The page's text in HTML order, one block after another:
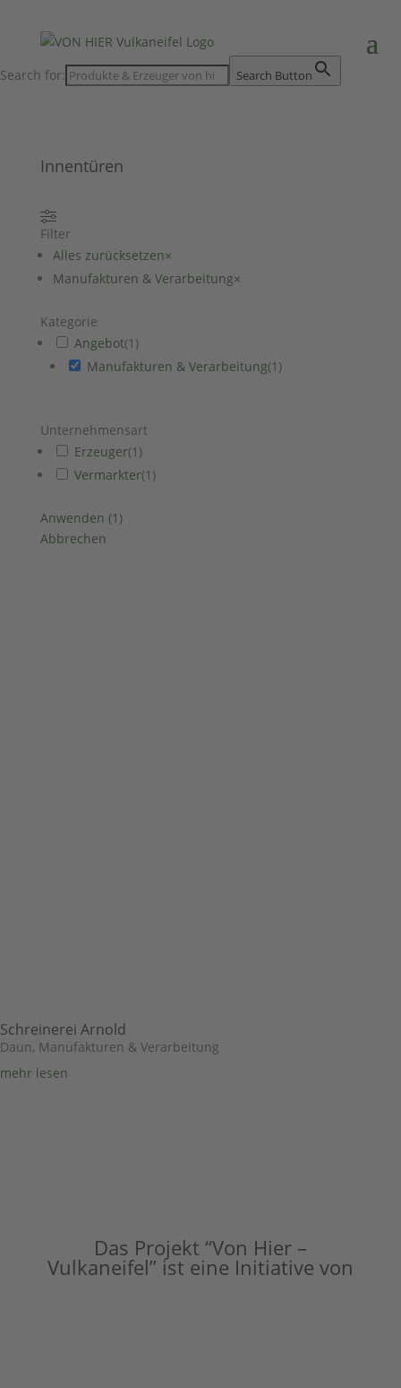
Search for: Search Button
Innentüren
Filter
Alles zurücksetzen×
Manufakturen & Verarbeitung×
Kategorie
Angebot(1 )
Manufakturen & Verarbeitung(1 )
Unternehmensart
Erzeuger(1 )
Vermarkter(1 )
Anwenden (1 )
Abbrechen
Schreinerei Arnold
Daun, Manufakturen & Verarbeitung
mehr lesen
Das Projekt “Von Hier –
Vulkaneifel” ist eine Initiative von